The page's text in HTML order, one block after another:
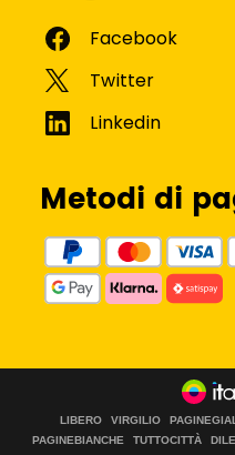
Metodi di
LIBERO VIRGILIO
PAGINEBIANCHE
TUTTOCITTÀ